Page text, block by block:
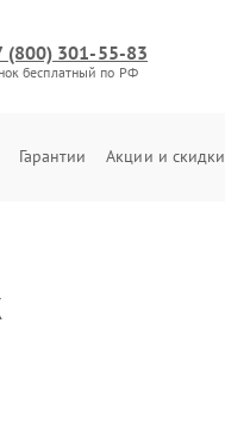
(800) 301-55-83
бесплатный по РФ
Гарантии Акции и скидки